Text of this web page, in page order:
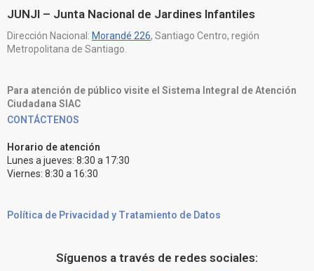
JUNJI – Junta Nacional de Jardines Infantiles
Dirección Nacional: Morandé 226, Santiago Centro, región
Metropolitana de Santiago.
Para atención de público visite el Sistema Integral de Atención
Ciudadana SIAC
CONTÁCTENOS
Horario de atención
Lunes a jueves: 8:30 a 17:30
Viernes: 8:30 a 16:30
Política de Privacidad y Tratamiento de Datos
Síguenos a través de redes sociales: